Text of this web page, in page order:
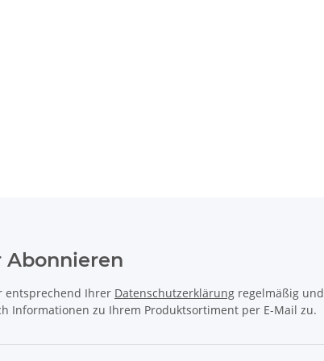
Abonnieren
entsprechend Ihrer Datenschutzerklärung regelmäßig und
Informationen zu Ihrem Produktsortiment per E-Mail zu.